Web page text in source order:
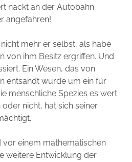
nackt an der Autobahn
angefahren!
mehr er selbst, als habe
von ihm Besitz ergriffen. Und
Ein Wesen, das von
entsandt wurde um ein für
menschliche Spezies es wert
nicht, hat sich seiner
vor einem mathematischen
weitere Entwicklung der